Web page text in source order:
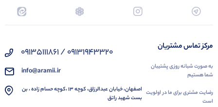
مرکز تماس مشتریان
به صورت شبانه روزی پشتیبان
شما هستیم
رضایت مشتری برای ما در اولویت
است
09131943320 / 09135111861
info@aramii.ir
اصفهان، خیابان عبدالرزاق، کوچه 13 ،کوچه حسام زاده ، بن
بست شهید راتق